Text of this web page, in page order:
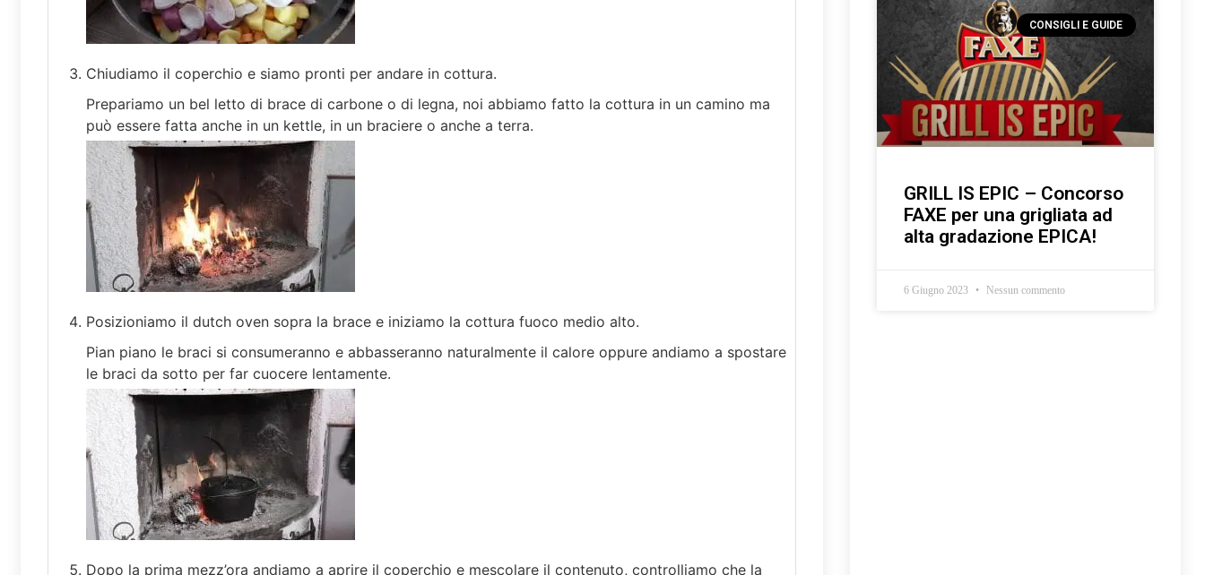
Chiudiamo il coperchio e siamo pronti per andare in cottura.
Prepariamo un bel letto di brace di carbone o di legna, noi abbiamo fatto la cottura in un camino ma
può essere fatta anche in un kettle, in un braciere o anche a terra.
Posizioniamo il dutch oven sopra la brace e iniziamo la cottura fuoco medio alto.
Pian piano le braci si consumeranno e abbasseranno naturalmente il calore oppure andiamo a spostare
le braci da sotto per far cuocere lentamente.
Dopo la prima mezz’ora andiamo a aprire il coperchio e mescolare il contenuto, controlliamo che la
CONSIGLI E GUIDE
GRILL IS EPIC – Concorso
FAXE per una grigliata ad
alta gradazione EPICA!
6 Giugno 2023 Nessun commento